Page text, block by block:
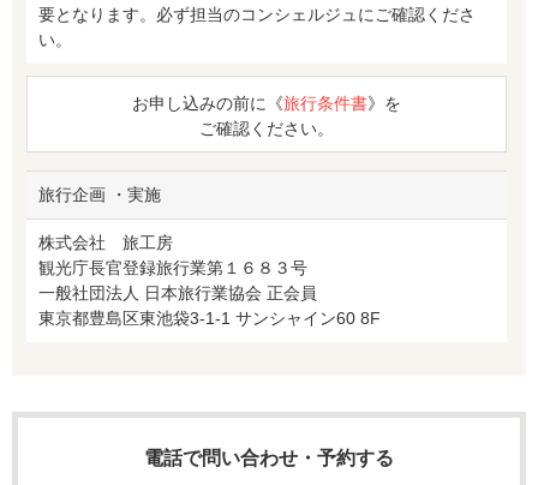
要となります。必ず担当のコンシェルジュにご確認くださ
い。
お申し込みの前に《旅行条件書》を
ご確認ください。
旅行企画 ・実施
株式会社 旅工房
観光庁長官登録旅行業第１６８３号
一般社団法人 日本旅行業協会 正会員
東京都豊島区東池袋3-1-1 サンシャイン60 8F
電話で問い合わせ・予約する